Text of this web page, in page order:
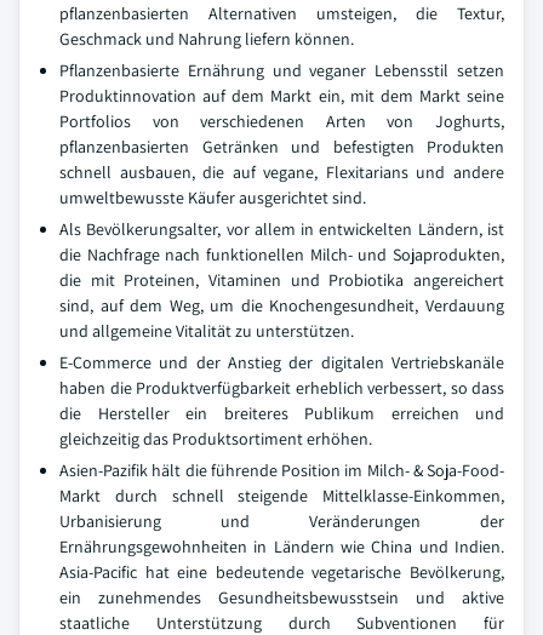
pflanzenbasierten Alternativen umsteigen, die Textur,
Geschmack und Nahrung liefern können.
Pflanzenbasierte Ernährung und veganer Lebensstil setzen
Produktinnovation auf dem Markt ein, mit dem Markt seine
Portfolios von verschiedenen Arten von Joghurts,
pflanzenbasierten Getränken und befestigten Produkten
schnell ausbauen, die auf vegane, Flexitarians und andere
umweltbewusste Käufer ausgerichtet sind.
Als Bevölkerungsalter, vor allem in entwickelten Ländern, ist
die Nachfrage nach funktionellen Milch- und Sojaprodukten,
die mit Proteinen, Vitaminen und Probiotika angereichert
sind, auf dem Weg, um die Knochengesundheit, Verdauung
und allgemeine Vitalität zu unterstützen.
E-Commerce und der Anstieg der digitalen Vertriebskanäle
haben die Produktverfügbarkeit erheblich verbessert, so dass
die Hersteller ein breiteres Publikum erreichen und
gleichzeitig das Produktsortiment erhöhen.
Asien-Pazifik hält die führende Position im Milch- & Soja-Food-
Markt durch schnell steigende Mittelklasse-Einkommen,
Urbanisierung und Veränderungen der
Ernährungsgewohnheiten in Ländern wie China und Indien.
Asia-Pacific hat eine bedeutende vegetarische Bevölkerung,
ein zunehmendes Gesundheitsbewusstsein und aktive
staatliche Unterstützung durch Subventionen für